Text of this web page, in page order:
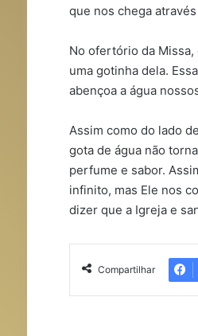
que nos chega
No ofertório da Missa,
uma gotinha dela.
abençoa a água
Assim como do lado
gota de água não
perfume e sabor.
infinito, mas Ele nos
dizer que a Igreja e
Compartilhar